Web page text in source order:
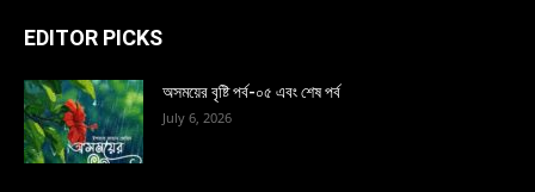
EDITOR PICKS
অসময়ের বৃষ্টি পর্ব-০৫ এবং শেষ পর্ব
July 6, 2026